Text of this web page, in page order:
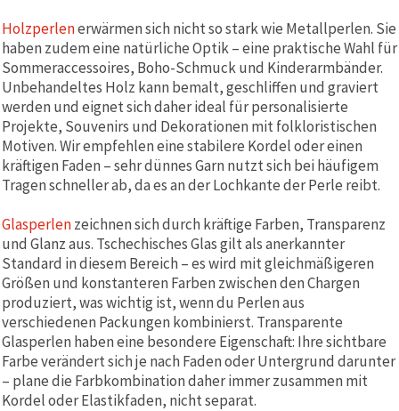
Holzperlenerwärmen sich nicht so stark wie Metallperlen. Sie
haben zudem eine natürliche Optik – eine praktische Wahl für
Sommeraccessoires, Boho-Schmuck und Kinderarmbänder.
Unbehandeltes Holz kann bemalt, geschliffen und graviert
werden und eignet sich daher ideal für personalisierte
Projekte, Souvenirs und Dekorationen mit folkloristischen
Motiven. Wir empfehlen eine stabilere Kordel oder einen
kräftigen Faden – sehr dünnes Garn nutzt sich bei häufigem
Tragen schneller ab, da es an der Lochkante der Perle reibt.
Glasperlenzeichnen sich durch kräftige Farben, Transparenz
und Glanz aus. Tschechisches Glas gilt als anerkannter
Standard in diesem Bereich – es wird mit gleichmäßigeren
Größen und konstanteren Farben zwischen den Chargen
produziert, was wichtig ist, wenn du Perlen aus
verschiedenen Packungen kombinierst. Transparente
Glasperlen haben eine besondere Eigenschaft: Ihre sichtbare
Farbe verändert sich je nach Faden oder Untergrund darunter
– plane die Farbkombination daher immer zusammen mit
Kordel oder Elastikfaden, nicht separat.